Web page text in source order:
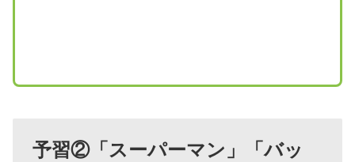
予習②「スーパーマン」「バッ